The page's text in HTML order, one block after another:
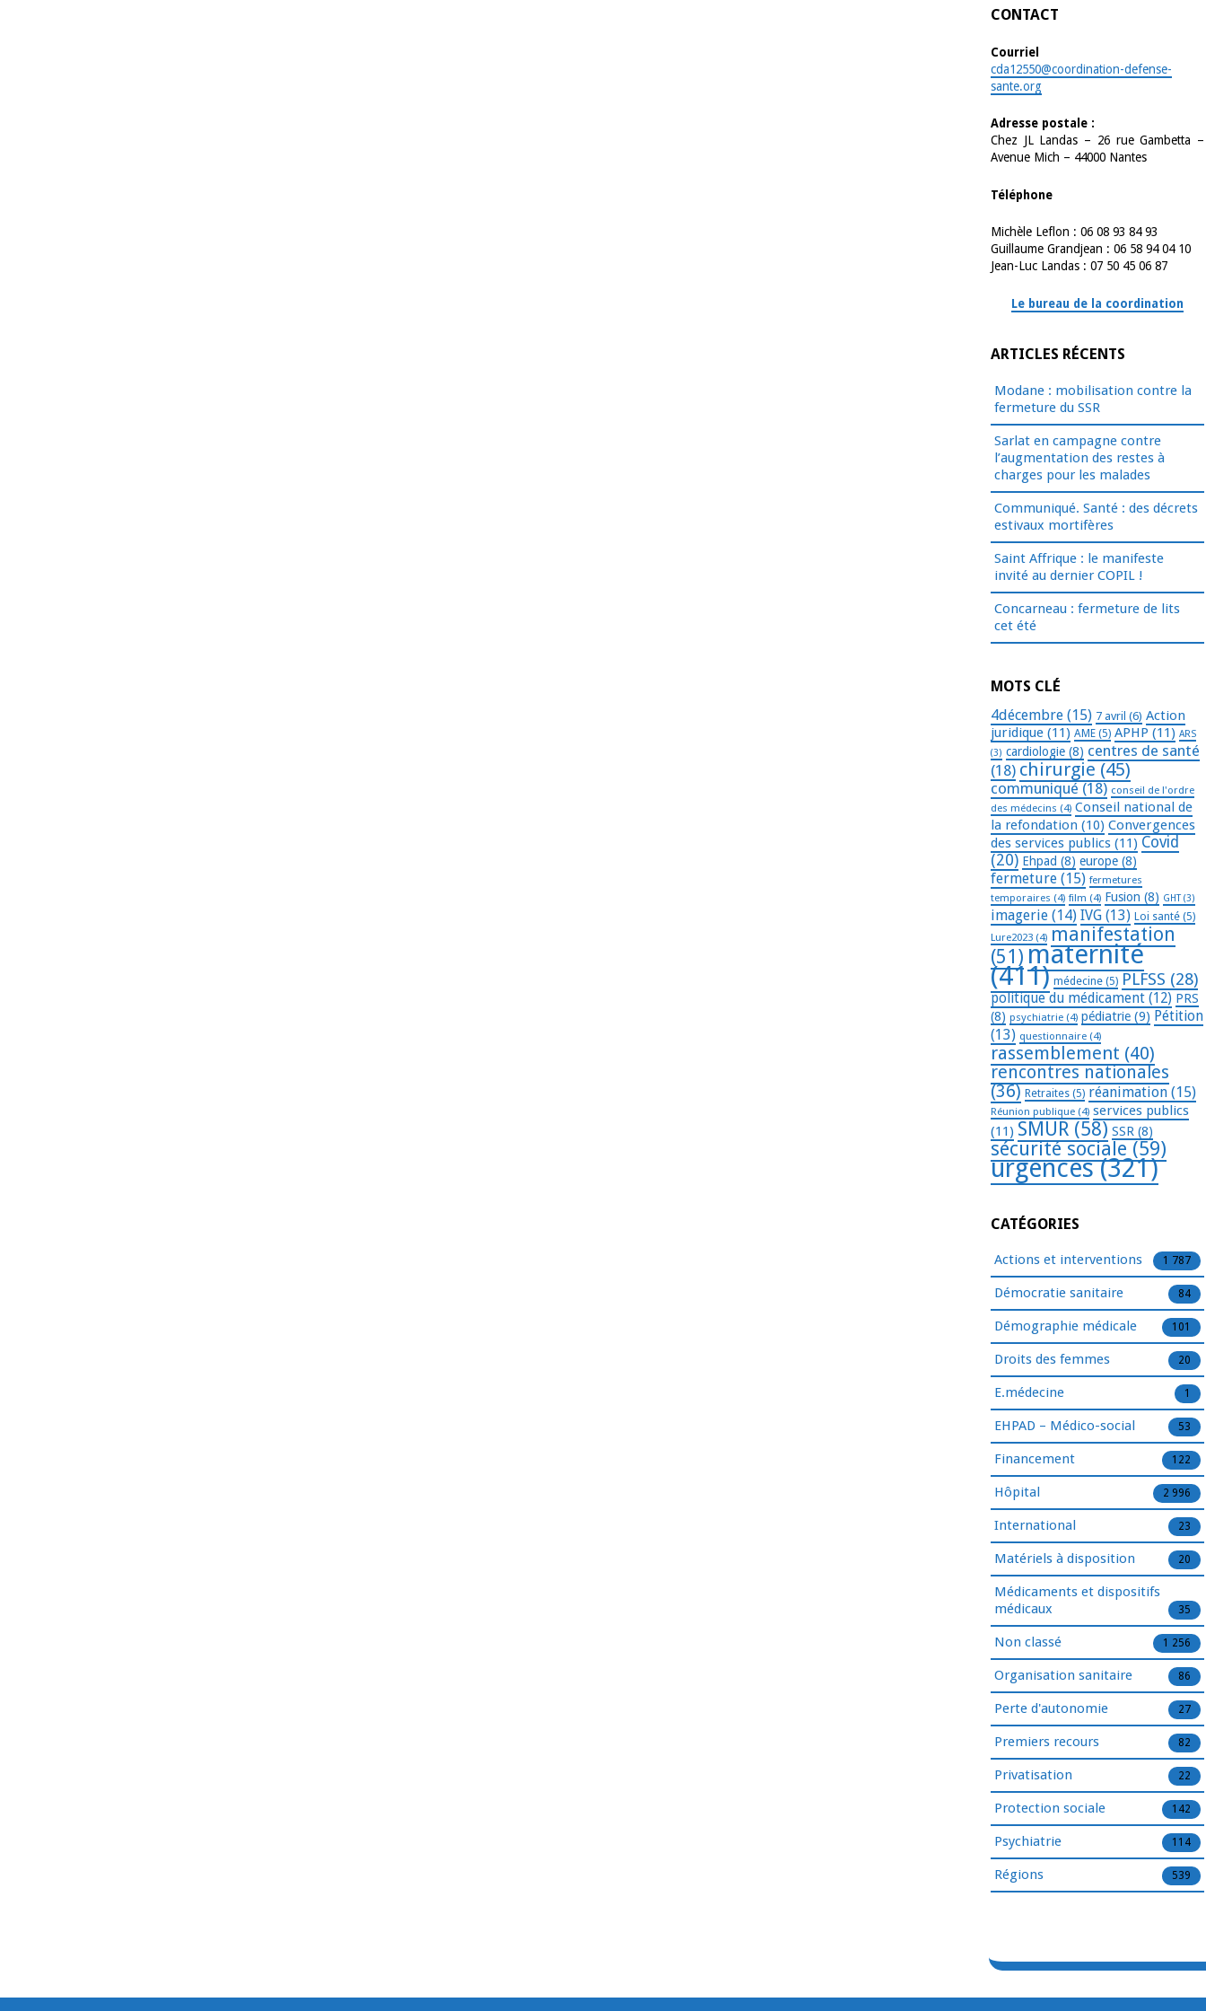
CONTACT
Courriel
cda12550@coordination-defense-
sante.org
Adresse postale :
Chez JL Landas – 26 rue Gambetta –
Avenue Mich – 44000 Nantes
Téléphone
Michèle Leflon : 06 08 93 84 93
Guillaume Grandjean : 06 58 94 04 10
Jean-Luc Landas : 07 50 45 06 87
Le bureau de la coordination
ARTICLES RÉCENTS
Modane : mobilisation contre la
fermeture du SSR
Sarlat en campagne contre
l’augmentation des restes à
charges pour les malades
Communiqué. Santé : des décrets
estivaux mortifères
Saint Affrique : le manifeste
invité au dernier COPIL !
Concarneau : fermeture de lits
cet été
MOTS CLÉ
4décembre (15) 7 avril (6) Action
juridique (11) AME (5) APHP (11) ARS
(3) cardiologie (8) centres de santé
(18) chirurgie (45)
communiqué (18) conseil de l'ordre
des médecins (4) Conseil national de
la refondation (10) Convergences
des services publics (11) Covid
(20) Ehpad (8) europe (8)
fermeture (15) fermetures
temporaires (4) film (4) Fusion (8) GHT(3)
imagerie (14) IVG (13) Loi santé (5)
Lure2023 (4) manifestation
(51) maternité
(411) médecine (5) PLFSS (28)
politique du médicament (12) PRS
(8) psychiatrie (4) pédiatrie (9) Pétition
(13) questionnaire (4)
rassemblement (40)
rencontres nationales
(36) Retraites (5) réanimation (15)
Réunion publique (4) services publics
(11) SMUR (58) SSR (8)
sécurité sociale (59)
urgences(321)
CATÉGORIES
Actions et interventions 1 787
Démocratie sanitaire 84
Démographie médicale 101
Droits des femmes 20
E.médecine 1
EHPAD – Médico-social 53
Financement 122
Hôpital 2 996
International 23
Matériels à disposition 20
Médicaments et dispositifs
médicaux
35
Non classé 1 256
Organisation sanitaire 86
Perte d'autonomie 27
Premiers recours 82
Privatisation 22
Protection sociale 142
Psychiatrie 114
Régions 539